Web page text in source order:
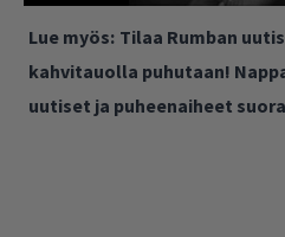
Lue myös: Tilaa Rumban
kahvitauolla puhutaan!
uutiset ja puheenaiheet